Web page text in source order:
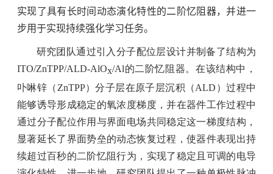
实现了具有长时间动态演化特性的二阶忆阻器，并进一
步用于实现持续强化学习任务。
研究团队通过引入分子配位层设计并制备了结构为
ITO/ZnTPP/ALD-AlOx/Al的二阶忆阻器。在该结构中，
卟啉锌（ ZnTPP）分子层在原子层沉积（ALD ）过程中
能够诱导形成稳定的氧浓度梯度，并在器件工作过程中
通过分子配位作用与界面电场共同稳定这一梯度结构，
显著延长了界面势垒的动态恢复过程，使器件表现出持
续超过百秒的二阶忆阻行为，实现了稳定且可调的电导